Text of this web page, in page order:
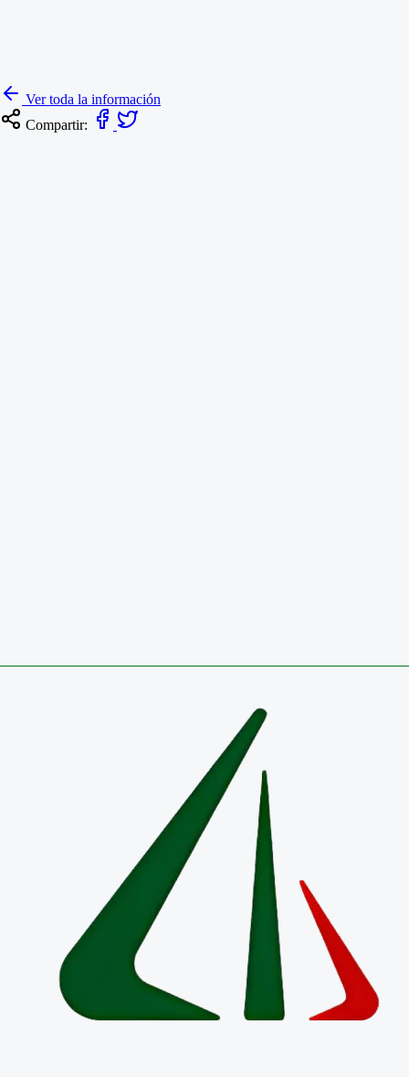
Ver toda la información
Compartir: